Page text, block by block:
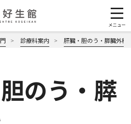
診療科案内 肝臓・胆のう・膵臓外科
のう・膵